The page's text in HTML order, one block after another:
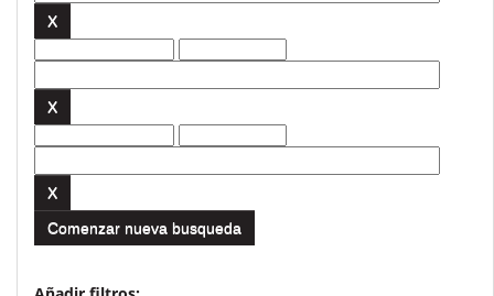
Comenzar nueva busqueda